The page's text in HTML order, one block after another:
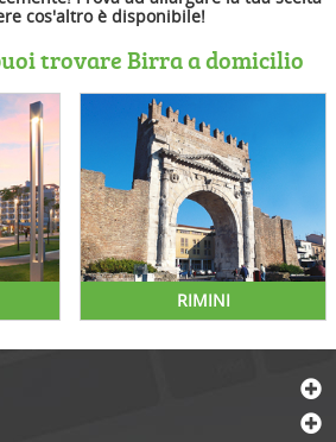
cos'altro è disponibile!
trovare Birra a domicilio
RIMINI